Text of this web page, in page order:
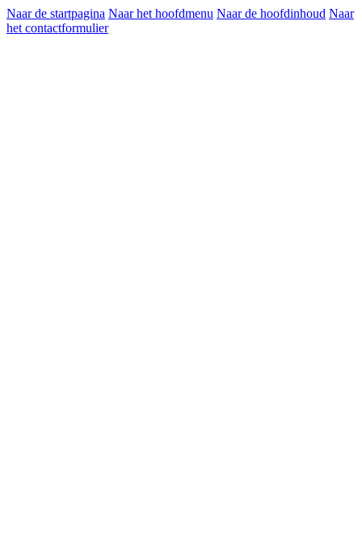
Naar de startpagina Naar het hoofdmenu Naar de hoofdinhoud Naar
het contactformulier